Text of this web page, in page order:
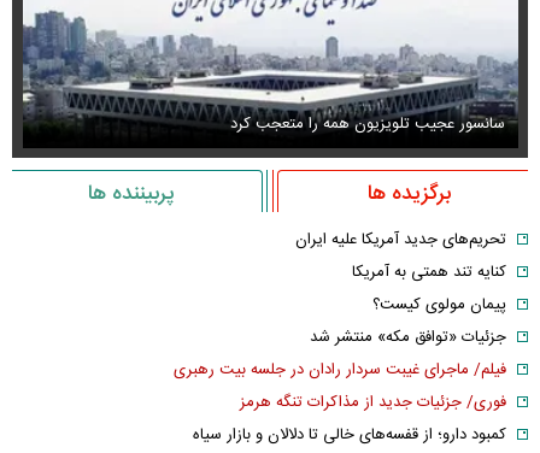
سانسور عجیب تلویزیون همه را متعجب کرد
برگزیده ها پربیننده ها
تحریم‌های جدید آمریکا علیه ایران
کنایه تند همتی به آمریکا
پیمان مولوی کیست؟
جزئیات «توافق مکه» منتشر شد
فیلم/ ماجرای غیبت سردار رادان در جلسه بیت رهبری
فوری/ جزئیات جدید از مذاکرات تنگه هرمز
کمبود دارو؛ از قفسه‌های خالی تا دلالان و بازار سیاه